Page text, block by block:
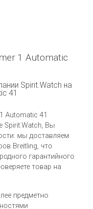
1 Automatic
Spirit.Watch на
41
Automatic 41
Spirit.Watch, Вы
мы доставляем
Breitling, что
гарантийного
товар на
предметно